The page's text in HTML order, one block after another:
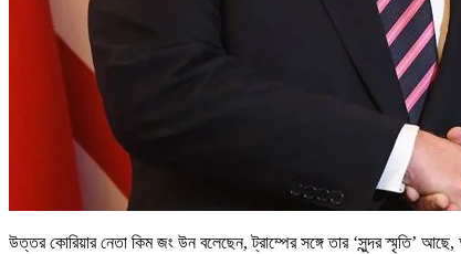
উত্তর কোরিয়ার নেতা কিম জং উন বলেছেন, ট্রাম্পের সঙ্গে তার ‘সুন্দর স্মৃতি’